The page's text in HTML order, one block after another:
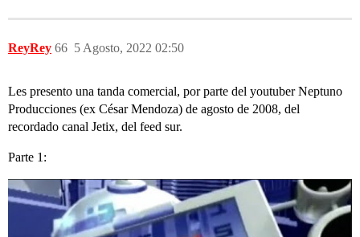
ReyRey 5 Agosto, 2022 02:50
66
Les presento una tanda comercial, por parte del youtuber Neptuno
Producciones (ex César Mendoza) de agosto de 2008, del
recordado canal Jetix, del feed sur.
Parte 1: